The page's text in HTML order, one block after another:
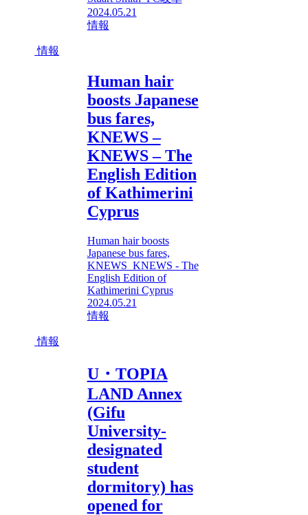
2024.05.21
情報
情報
Human hair
boosts Japanese
bus fares,
KNEWS –
KNEWS – The
English Edition
of Kathimerini
Cyprus
Human hair boosts
Japanese bus fares,
KNEWS KNEWS - The
English Edition of
Kathimerini Cyprus
2024.05.21
情報
情報
U・TOPIA
LAND Annex
(Gifu
University-
designated
student
dormitory) has
opened for